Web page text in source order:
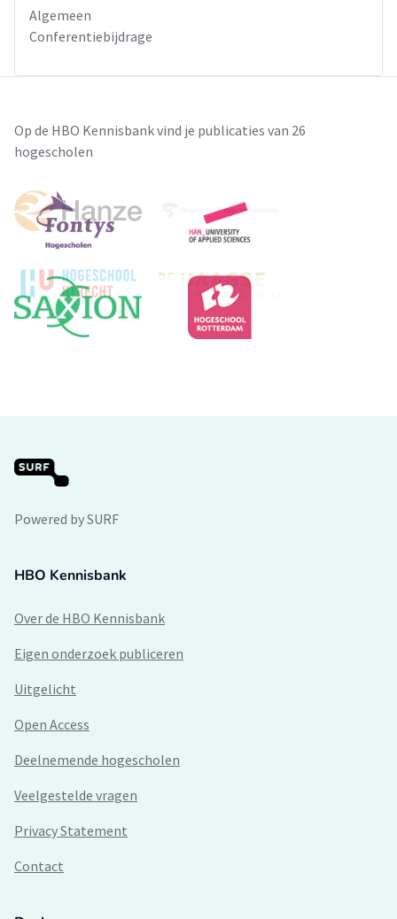
Algemeen
Conferentiebijdrage
Op de HBO Kennisbank vind je publicaties van 26
hogescholen
Powered by SURF
HBO Kennisbank
Over de HBO Kennisbank
Eigen onderzoek publiceren
Uitgelicht
Open Access
Deelnemende hogescholen
Veelgestelde vragen
Privacy Statement
Contact